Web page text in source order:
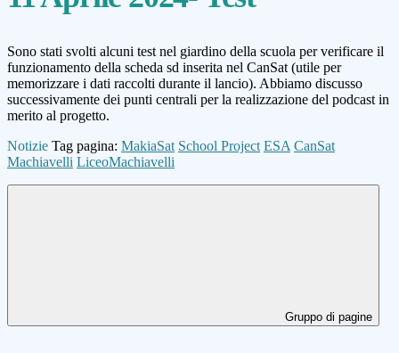
Sono stati svolti alcuni test nel giardino della scuola per verificare il
funzionamento della scheda sd inserita nel CanSat (utile per
memorizzare i dati raccolti durante il lancio). Abbiamo discusso
successivamente dei punti centrali per la realizzazione del podcast in
merito al progetto.
Notizie Tag pagina: MakiaSat School Project ESA CanSat
Machiavelli LiceoMachiavelli
Gruppo di pagine